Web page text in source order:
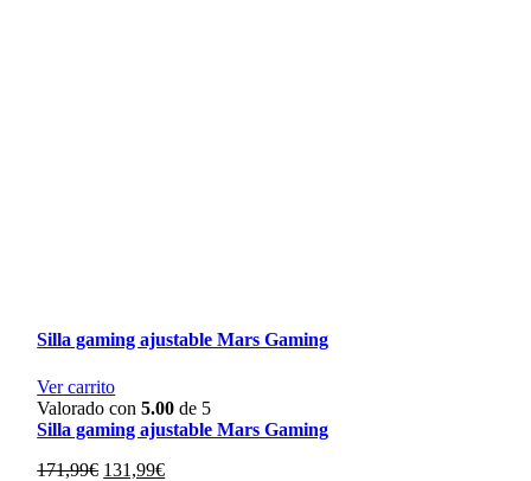
Silla gaming ajustable Mars Gaming
Ver carrito
Valorado con5.00 de 5
Silla gaming ajustable Mars Gaming
171,99€ El
131,99€El